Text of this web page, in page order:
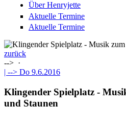
Über Henryjette
Aktuelle Termine
Aktuelle Termine
zurück
--> ·
| --> Do 9.6.2016
Klingender Spielplatz -
und Staunen